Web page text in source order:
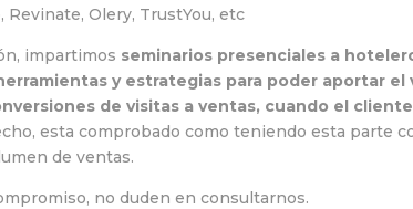
Olery, TrustYou, etc
impartimos seminarios presenciales a
y estrategias para poder aportar el
de visitas a ventas, cuando el
esta comprobado como teniendo esta parte
de ventas.
no duden en consultarnos.